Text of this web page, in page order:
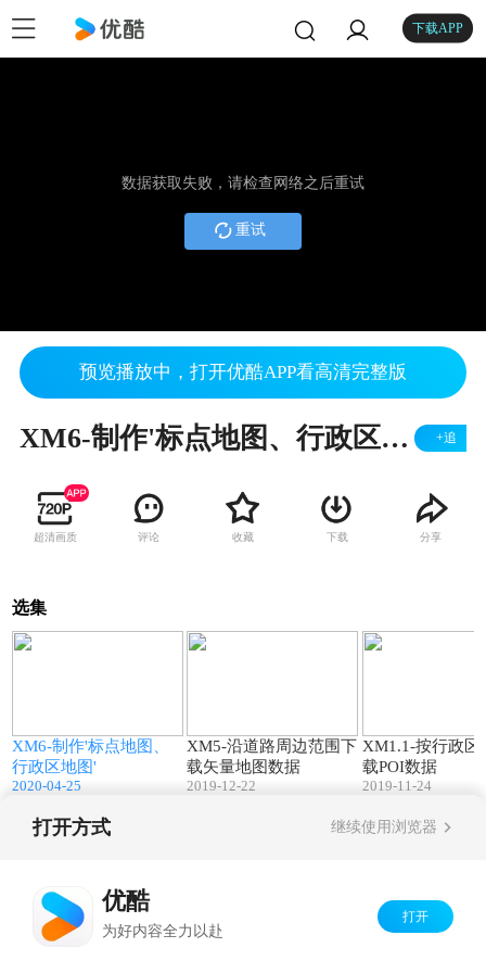
下载APP
数据获取失败，请检查网络之后重试
重试
预览播放中，打开优酷APP看高清完整版
XM6-制作'标点地图、行政区地图' +追
超清画质 评论 收藏 下载 分享
选集
XM6-制作'标点地图、
行政区地图'
2020-04-25
XM5-沿道路周边范围下
载矢量地图数据
2019-12-22
XM1.1-按行政区
载POI数据
2019-11-24
打开方式 继续使用浏览器
优酷
为好内容全力以赴
打开